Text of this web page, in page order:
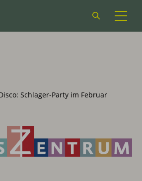
Suchformular
öffnen
Schlager-Party im Februar